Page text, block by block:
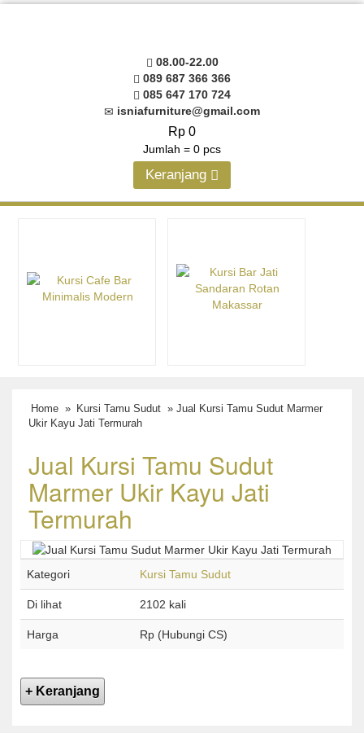
08.00-22.00
089 687 366 366
085 647 170 724
isniafurniture@gmail.com
Rp 0
Jumlah = 0 pcs
Keranjang
Home » Kursi Tamu Sudut » Jual Kursi Tamu Sudut Marmer
Ukir Kayu Jati Termurah
Jual Kursi Tamu Sudut
Marmer Ukir Kayu Jati
Termurah
Kategori Kursi Tamu Sudut
Di lihat 2102 kali
Harga Rp (Hubungi CS)